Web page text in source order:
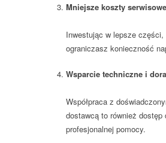
Mniejsze koszty serwisowe
Inwestując w lepsze części,
ograniczasz konieczność
Wsparcie techniczne i
Współpraca z
dostawcą to również dostęp
profesjonalnej pomocy.